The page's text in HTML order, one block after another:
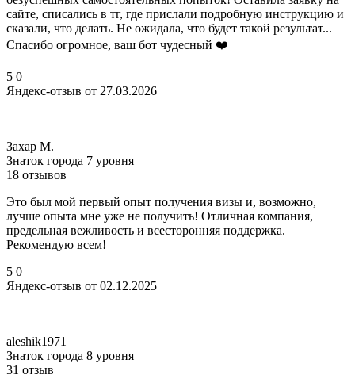
сайте, списались в тг, где прислали подробную инструкцию и
сказали, что делать. Не ожидала, что будет такой результат...
Спасибо огромное, ваш бот чудесный ❤️
5 0
Яндекс-отзыв от 27.03.2026
Захар М.
Знаток города 7 уровня
18 отзывов
Это был мой первый опыт получения визы и, возможно,
лучше опыта мне уже не получить! Отличная компания,
предельная вежливость и всесторонняя поддержка.
Рекомендую всем!
5 0
Яндекс-отзыв от 02.12.2025
aleshik1971
Знаток города 8 уровня
31 отзыв